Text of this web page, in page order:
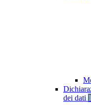
dei dati 1